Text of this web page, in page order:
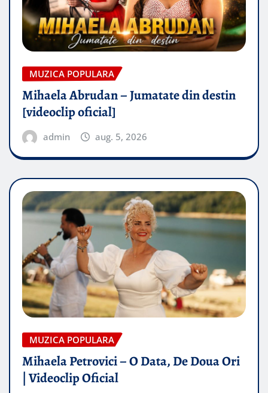
MUZICA POPULARA
Mihaela Abrudan – Jumatate din destin
[videoclip oficial]
admin aug. 5, 2026
MUZICA POPULARA
Mihaela Petrovici – O Data, De Doua Ori
| Videoclip Oficial